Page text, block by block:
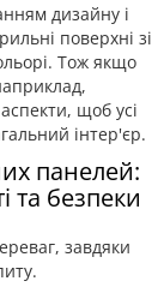
дизайну і
поверхні зі
Тож якщо
щоб усі
інтер'єр.
панелей:
та безпеки
завдяки